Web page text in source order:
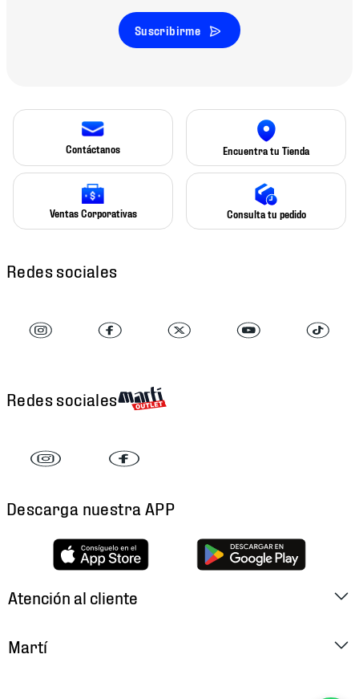
Suscribirme
Contáctanos Encuentra tu Tienda
Ventas Corporativas Consulta tu pedido
Redes sociales
Redes sociales
Descarga nuestra APP
Atención al cliente
Martí